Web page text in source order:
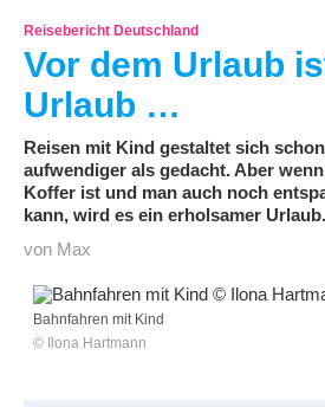
Reisebericht Deutschland
Vor dem Urlaub
Urlaub …
Reisen mit Kind gestaltet sich
aufwendiger als gedacht. Aber
Koffer ist und man auch noch
kann, wird es ein erholsamer Urlaub.
von Max
Bahnfahren mit Kind
© Ilona Hartmann